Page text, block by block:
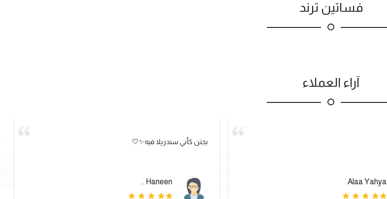
فساتين ترند
آراء العملاء
Alaa Yahya
يجنن كأني سندريلا فيه✨🤍
Haneen ..